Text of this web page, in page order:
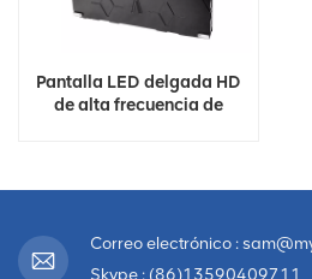
Pantalla LED delgada HD
de alta frecuencia de
Correo electrónico :
Skype : (86)13590409711